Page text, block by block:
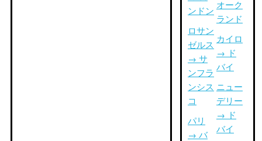
ンドン
ロサン
ゼルス
→ サ
ンフラ
ンシス
コ
パリ
→ バ
オーク
ランド
カイロ
→ ド
バイ
ニュー
デリー
→ ド
バイ